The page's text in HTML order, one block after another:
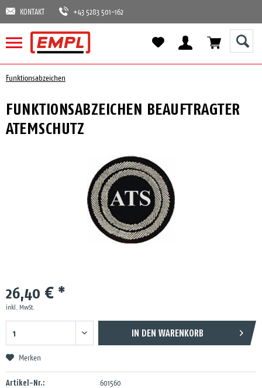
KONTAKT +43 5283 501-162
Funktionsabzeichen
FUNKTIONSABZEICHEN BEAUFTRAGTER
ATEMSCHUTZ
26,40 € *
inkl. MwSt.
IN DEN WARENKORB
Merken
Artikel-Nr.: 601560